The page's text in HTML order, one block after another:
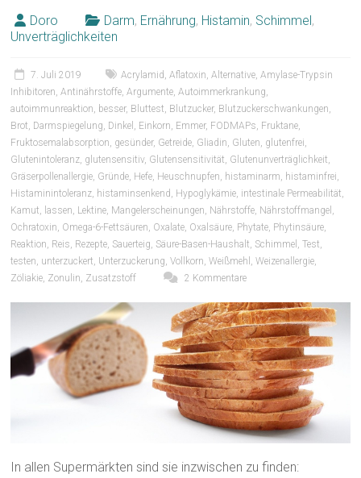
Doro Darm, Ernährung, Histamin, Schimmel,
Unverträglichkeiten
7. Juli 2019 Acrylamid ,Aflatoxin,Alternative,Amylase-Trypsin
Inhibitoren,Antinährstoffe,Argumente,Autoimmerkrankung,
autoimmunreaktion, besser, Bluttest, Blutzucker, Blutzuckerschwankungen,
Brot, Darmspiegelung, Dinkel , Einkorn, Emmer, FODMAPs, Fruktane,
Fruktosemalabsorption, gesünder, Getreide, Gliadin, Gluten, glutenfrei,
Glutenintoleranz, glutensensitiv, Glutensensitivität, Glutenunverträglichkeit,
Gräserpollenallergie, Gründe, Hefe, Heuschnupfen, histaminarm, histaminfrei,
Histaminintoleranz, histaminsenkend , Hypoglykämie, intestinale Permeabilität,
Kamut, lassen, Lektine, Mangelerscheinungen, Nährstoffe, Nährstoffmangel ,
Ochratoxin, Omega-6-Fettsäuren, Oxalate, Oxalsäure, Phytate, Phytinsäure,
Reaktion, Reis, Rezepte, Sauerteig, Säure-Basen-Haushalt, Schimmel ,Test,
testen, unterzuckert, Unterzuckerung,Vollkorn,Weißmehl ,Weizenallergie,
Zöliakie, Zonulin, Zusatzstoff 2 Kommentare
In allen Supermärkten sind sie inzwischen zu finden: